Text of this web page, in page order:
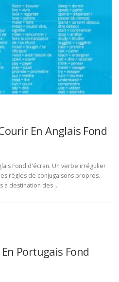
En Anglais Fond
Fond d'écran. Un verbe irrégulier
règles de conjugaisons propres.
à destination des …
Portugais Fond